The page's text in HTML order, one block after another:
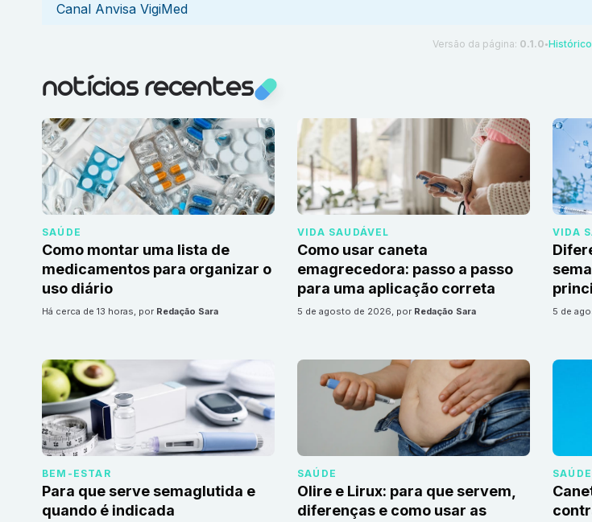
Canal Anvisa VigiMed
Versão da página: 0.1.0 ●
notícias recentes
SAÚDE
Como montar uma lista de
medicamentos para organizar o
uso diário
há cerca de 13 horas, por Redação Sara
VIDA SAUDÁVEL
Como usar caneta
emagrecedora: passo a passo
para uma aplicação correta
5 de agosto de 2026, por Redação Sara
VIDA
5 de
BEM-ESTAR
Para que serve semaglutida e
quando é indicada
SAÚDE
Olire e Lirux: para que servem,
diferenças e como usar as
SAÚDE